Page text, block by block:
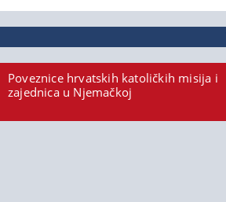
Poveznice hrvatskih katoličkih misija i
zajednica u Njemačkoj